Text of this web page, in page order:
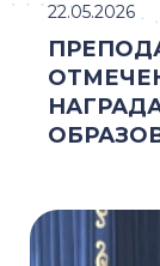
22.05.2026